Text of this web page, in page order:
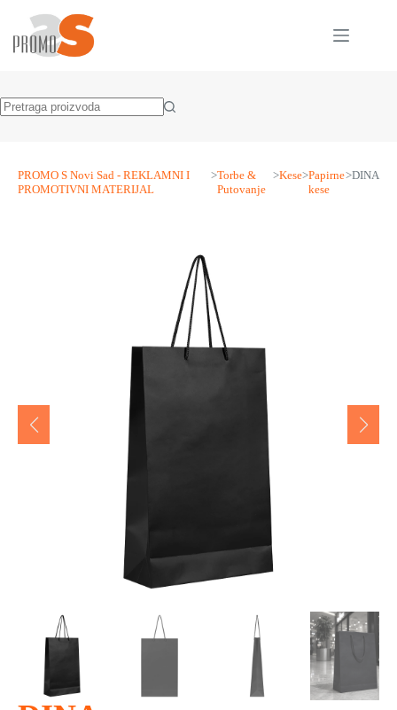
content
PROMO S Novi Sad - REKLAMNI I
PROMOTIVNI MATERIJAL
>Torbe &
Putovanje
>Kese>Papirne
kese
>DINA